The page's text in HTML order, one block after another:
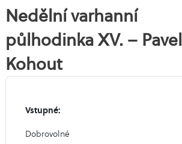
Nedělní varhanní
půlhodinka XV. – Pavel
Kohout
Vstupné:
Dobrovolné